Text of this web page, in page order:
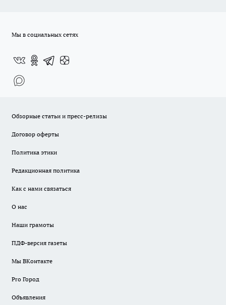
Мы в социальных сетях
Обзорные статьи и пресс-релизы
Договор оферты
Политика этики
Редакционная политика
Как с нами связаться
О нас
Наши грамоты
ПДФ-версия газеты
Мы ВКонтакте
Pro Город
Объявления